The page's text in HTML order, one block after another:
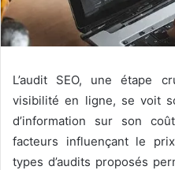
L’audit SEO, une étape
visibilité en ligne, se voit
d’information sur son
facteurs influençant le
types d’audits proposés